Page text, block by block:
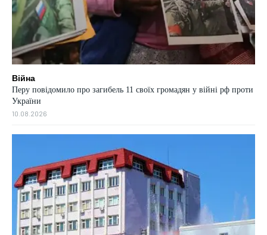
Війна
Перу повідомило про загибель 11 своїх громадян у війні рф проти
України
10.08.2026